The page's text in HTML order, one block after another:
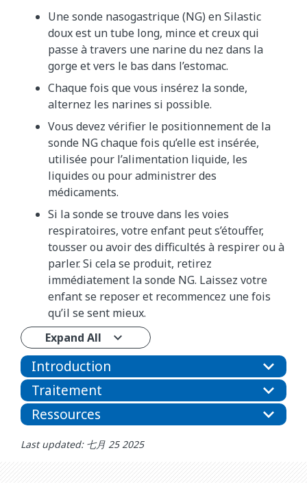
Une sonde nasogastrique (NG) en Silastic
doux est un tube long, mince et creux qui
passe à travers une narine du nez dans la
gorge et vers le bas dans l’estomac.
Chaque fois que vous insérez la sonde,
alternez les narines si possible.
Vous devez vérifier le positionnement de la
sonde NG chaque fois qu’elle est insérée,
utilisée pour l’alimentation liquide, les
liquides ou pour administrer des
médicaments.
Si la sonde se trouve dans les voies
respiratoires, votre enfant peut s’étouffer,
tousser ou avoir des difficultés à respirer ou à
parler. Si cela se produit, retirez
immédiatement la sonde NG. Laissez votre
enfant se reposer et recommencez une fois
qu’il se sent mieux.
Expand All
Introduction
Traitement
Ressources
Last updated: 七月 25 2025